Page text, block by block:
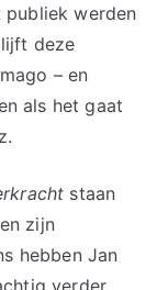
werden
deze
– en
als het gaat
staan
zijn
hebben Jan
verder